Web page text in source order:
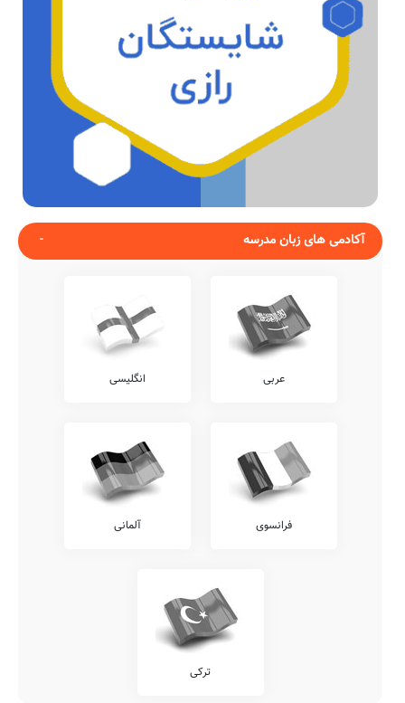
آکادمی های زبان مدرسه
عربی انگلیسی
فرانسوی آلمانی
ترکی